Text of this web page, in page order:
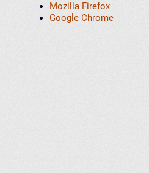
Mozilla Firefox
Google Chrome